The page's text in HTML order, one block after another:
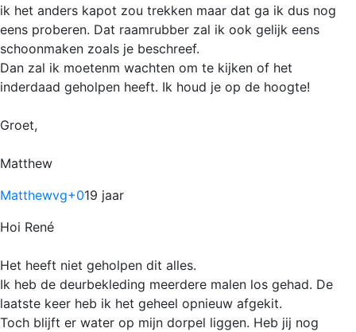
ik het anders kapot zou trekken maar dat ga ik dus nog
eens proberen. Dat raamrubber zal ik ook gelijk eens
schoonmaken zoals je beschreef.
Dan zal ik moetenm wachten om te kijken of het
inderdaad geholpen heeft. Ik houd je op de hoogte!
Groet,
Matthew
Matthewvg+019 jaar
Hoi René
Het heeft niet geholpen dit alles.
Ik heb de deurbekleding meerdere malen los gehad. De
laatste keer heb ik het geheel opnieuw afgekit.
Toch blijft er water op mijn dorpel liggen. Heb jij nog